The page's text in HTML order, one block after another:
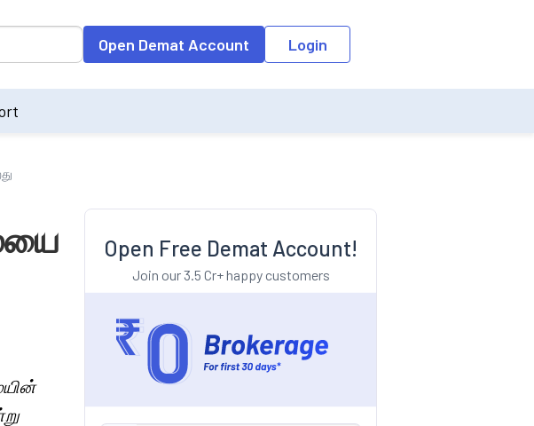
On entering data into the input field, the suggestion list will be updated as per the
Open Demat Account Login
Open Free Demat Account!
Join our 3.5 Cr+ happy customers